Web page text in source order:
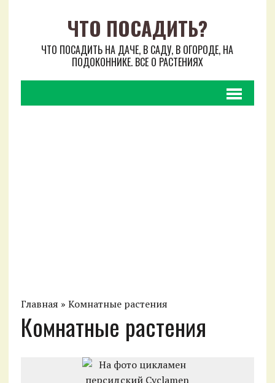
ЧТО ПОСАДИТЬ?
ЧТО ПОСАДИТЬ НА ДАЧЕ, В САДУ, В ОГОРОДЕ, НА
ПОДОКОННИКЕ. ВСЕ О РАСТЕНИЯХ
Главная » Комнатные растения
Комнатные растения